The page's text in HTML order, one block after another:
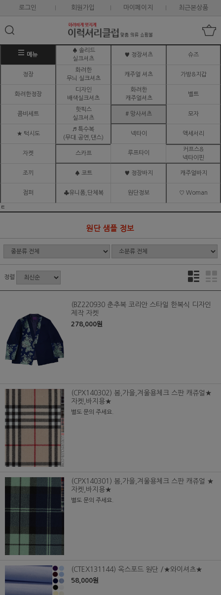
로그인 회원가입 마이페이지 최근본상품
메뉴
♠ 솔리드
실크셔츠
♥ 정장셔츠 슈즈
정장
화려한
무늬 실크셔츠
캐주얼 셔츠 가방&지갑
화려한정장
디자인
배색실크셔츠
화려한
캐주얼셔츠
벨트
콤비세트
핫픽스
실크셔츠
# 망사셔츠 모자
★ 턱시도
♬ 특수복
(무대.공연,댄스)
넥타이 액세서리
자켓 스카프 루프타이
커프스&
넥타이핀
조끼 ♠ 코트 ♥ 정장바지 캐주얼바지
점퍼 ♣유니폼,단체복 원단정보 ♡ Woman
ㅌ
원단 샘플 정보
정렬
(BZ220930 춘추복 코리안 스타일 한복식 디자인
제작 자켓
278,000원
(CPX140302) 봄,가을,겨울용체크 스판 캐쥬얼★
자켓,바지용★
별도 문의 주세요.
(CPX140301) 봄,가을,겨울용체크 스판 캐쥬얼 ★
자켓,바지용★
별도 문의 주세요.
(CTEX131144) 옥스포드 원단 /★와이셔츠★
58,000원